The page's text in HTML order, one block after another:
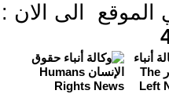
الى الان :